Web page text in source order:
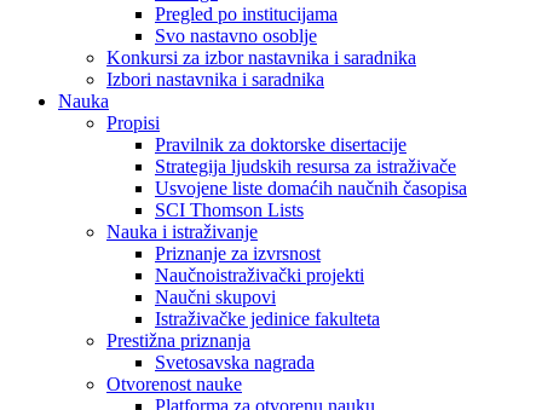
Pregled po institucijama
Svo nastavno osoblje
Konkursi za izbor nastavnika i saradnika
Izbori nastavnika i saradnika
Nauka
Propisi
Pravilnik za doktorske disertacije
Strategija ljudskih resursa za istraživače
Usvojene liste domaćih naučnih časopisa
SCI Thomson Lists
Nauka i istraživanje
Priznanje za izvrsnost
Naučnoistraživački projekti
Naučni skupovi
Istraživačke jedinice fakulteta
Prestižna priznanja
Svetosavska nagrada
Otvorenost nauke
Platforma za otvorenu nauku